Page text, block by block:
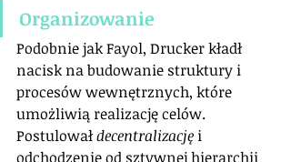
Organizowanie
Podobnie jak Fayol, Drucker kładł
nacisk na budowanie struktury i
procesów wewnętrznych, które
umożliwią realizację celów.
Postulował decentralizację i
odchodzenie od sztywnej hierarchii